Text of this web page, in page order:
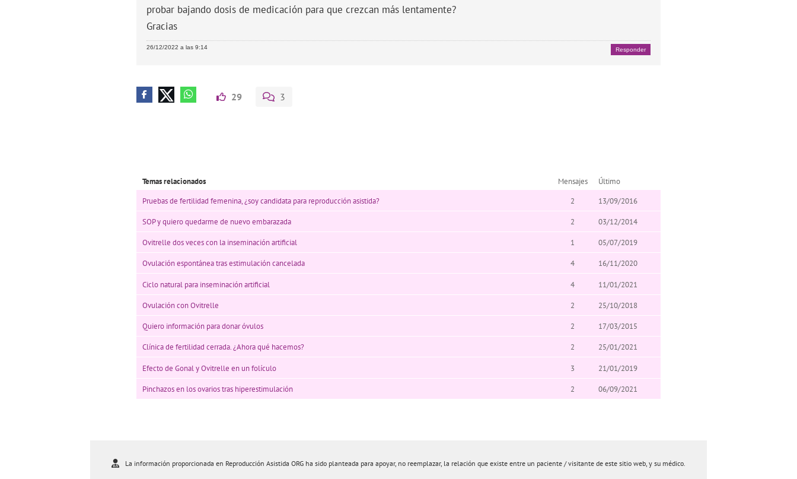
probar bajando dosis de medicación para que crezcan más lentamente?
Gracias
26/12/2022 a las 9:14 Responder
29 3
Temas relacionados Mensajes
Último
Pruebas de fertilidad femenina, ¿soy candidata para reproducción asistida?
2 13/09/2016
SOP y quiero quedarme de nuevo embarazada 2 03/12/2014
Ovitrelle dos veces con la inseminación artificial 1 05/07/2019
Ovulación espontánea tras estimulación cancelada 4 16/11/2020
Ciclo natural para inseminación artificial 4 11/01/2021
Ovulación con Ovitrelle 2 25/10/2018
Quiero información para donar óvulos 2 17/03/2015
Clínica de fertilidad cerrada. ¿Ahora qué hacemos? 2 25/01/2021
Efecto de Gonal y Ovitrelle en un folículo 3 21/01/2019
Pinchazos en los ovarios tras hiperestimulación 2 06/09/2021
La información proporcionada en Reproducción Asistida ORG ha sido planteada para apoyar, no reemplazar, la relación que existe entre un paciente / visitante de este sitio web, y su médico.